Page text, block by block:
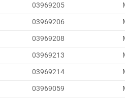
03969205
03969206
03969208
03969213
03969214
03969059